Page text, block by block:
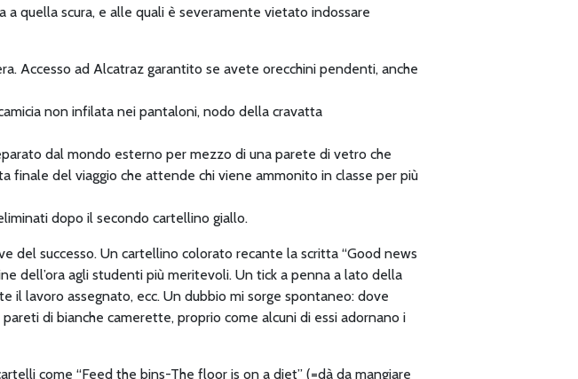
quella scura, e alle quali è severamente vietato indossare
Accesso ad Alcatraz garantito se avete orecchini pendenti, anche
non infilata nei pantaloni, nodo della cravatta
dal mondo esterno per mezzo di una parete di vetro che
del viaggio che attende chi viene ammonito in classe per più
dopo il secondo cartellino giallo.
del successo. Un cartellino colorato recante la scritta “Good news
dell’ora agli studenti più meritevoli. Un tick a penna a lato della
lavoro assegnato, ecc. Un dubbio mi sorge spontaneo: dove
di bianche camerette, proprio come alcuni di essi adornano i
come “Feed the bins-The floor is on a diet” (=dà da mangiare